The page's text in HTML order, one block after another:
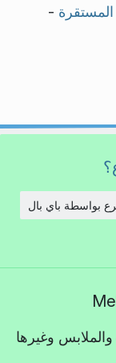
المستقرة -
بواسطة باي بال
وغيرها